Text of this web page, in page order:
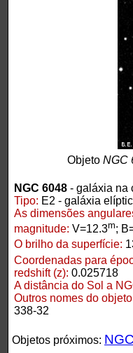
Objeto NGC
NGC 6048 - galáxia na
Tipo: E2 - galáxia
As dimensões
magnitude: V=12.3m;
O brilho da superfície:
Coordenadas para
redshift (z): 0.025718
A distância do Sol a
Outros nomes do
338-32
Objetos próximos: